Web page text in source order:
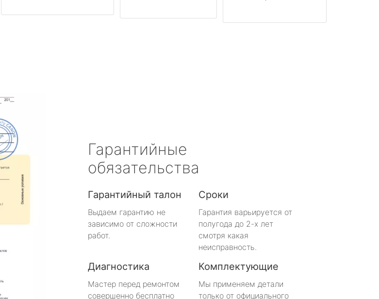
Гарантийные
обязательства
Гарантийный талон
Выдаем гарантию не
зависимо от сложности
работ.
Сроки
Гарантия варьируется от
полугода до 2-х лет
смотря какая
неисправность.
Диагностика
Мастер перед ремонтом
совершенно бесплатно
Комплектующие
Мы применяем детали
только от официального